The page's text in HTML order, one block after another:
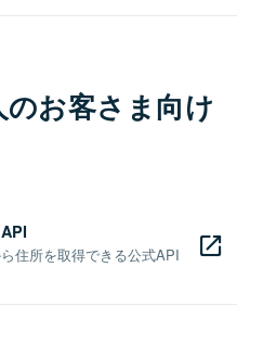
お客さま向け
住所を取得できる公式API